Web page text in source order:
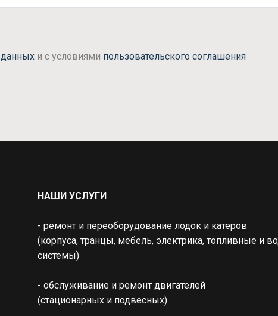
и с условиями пользовательского соглашения
НАШИ УСЛУГИ
- ремонт и переоборудование лодок и катеров
(корпуса, транцы, мебель, электрика, топливные и
системы)
- обслуживание и ремонт двигателей
(стационарных и подвесных)